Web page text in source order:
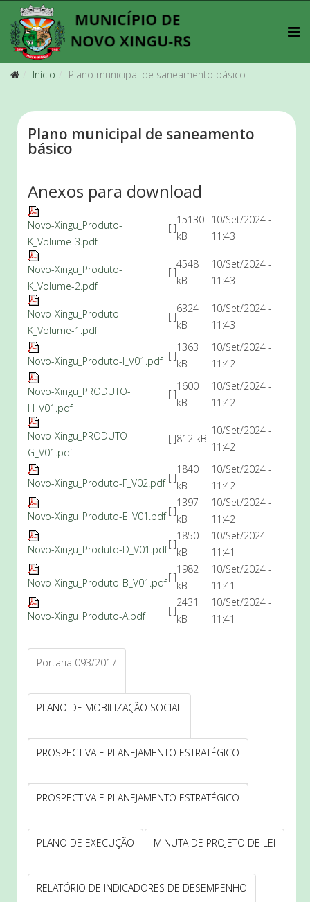
Início Plano municipal de saneamento básico
Plano municipal de saneamento
básico
Anexos para download
Novo-Xingu_Produto-
K_Volume-3.pdf
[ ]
15130
kB
10/Set/2024 -
11:43
Novo-Xingu_Produto-
K_Volume-2.pdf
[ ]
4548
kB
10/Set/2024 -
11:43
Novo-Xingu_Produto-
K_Volume-1.pdf
[ ]
6324
kB
10/Set/2024 -
11:43
Novo-Xingu_Produto-I_V01.pdf [ ]
1363
kB
10/Set/2024 -
11:42
Novo-Xingu_PRODUTO-
H_V01.pdf
[ ]
1600
kB
10/Set/2024 -
11:42
Novo-Xingu_PRODUTO-
G_V01.pdf
[ ]812 kB
10/Set/2024 -
11:42
Novo-Xingu_Produto-F_V02.pdf [ ]
1840
kB
10/Set/2024 -
11:42
Novo-Xingu_Produto-E_V01.pdf [ ]
1397
kB
10/Set/2024 -
11:42
Novo-Xingu_Produto-D_V01.pdf[ ]
1850
kB
10/Set/2024 -
11:41
Novo-Xingu_Produto-B_V01.pdf[ ]
1982
kB
10/Set/2024 -
11:41
Novo-Xingu_Produto-A.pdf [ ]
2431
kB
10/Set/2024 -
11:41
Portaria 093/2017
PLANO DE MOBILIZAÇÃO SOCIAL
PROSPECTIVA E PLANEJAMENTO ESTRATÉGICO
PROSPECTIVA E PLANEJAMENTO ESTRATÉGICO
PLANO DE EXECUÇÃO MINUTA DE PROJETO DE LEI
RELATÓRIO DE INDICADORES DE DESEMPENHO